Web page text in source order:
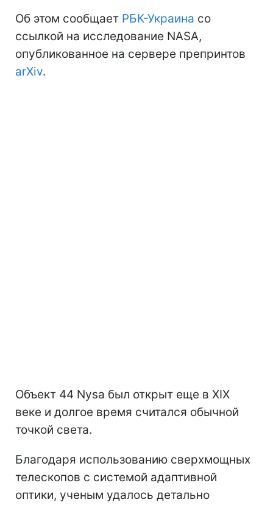
Об этом сообщает РБК-Украина со
ссылкой на исследование NASA,
опубликованное на сервере препринтов
arXiv.
Объект 44 Nysa был открыт еще в XIX
веке и долгое время считался обычной
точкой света.
Благодаря использованию сверхмощных
телескопов с системой адаптивной
оптики, ученым удалось детально